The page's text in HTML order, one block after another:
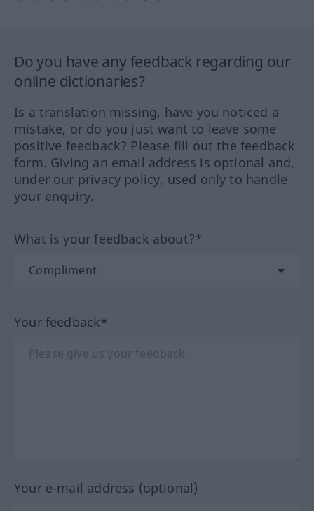
Do you have any feedback regarding our
online dictionaries?
Is a translation missing, have you noticed a
mistake, or do you just want to leave some
positive feedback? Please fill out the feedback
form. Giving an email address is optional and,
under our privacy policy, used only to handle
your enquiry.
What is your feedback about?*
Your feedback*
Your e-mail address (optional)